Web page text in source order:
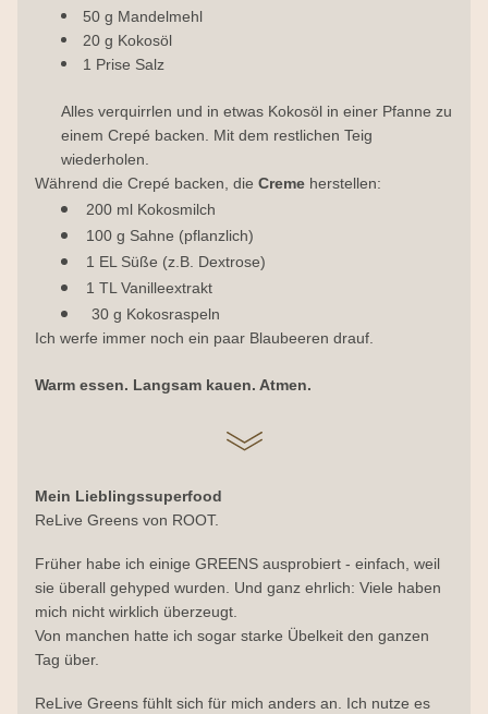
50 g Mandelmehl
20 g Kokosöl
1 Prise Salz
Alles verquirrlen und in etwas Kokosöl in einer Pfanne zu
einem Crepé backen. Mit dem restlichen Teig
wiederholen.
Während die Crepé backen, die Creme herstellen:
200 ml Kokosmilch
100 g Sahne (pflanzlich)
1 EL Süße (z.B. Dextrose)
1 TL Vanilleextrakt
30 g Kokosraspeln
Ich werfe immer noch ein paar Blaubeeren drauf.
Warm essen. Langsam kauen. Atmen.
Mein Lieblingssuperfood
ReLive Greens von ROOT.
Früher habe ich einige GREENS ausprobiert - einfach, weil
sie überall gehyped wurden. Und ganz ehrlich: Viele haben
mich nicht wirklich überzeugt.
Von manchen hatte ich sogar starke Übelkeit den ganzen
Tag über.
ReLive Greens fühlt sich für mich anders an. Ich nutze es